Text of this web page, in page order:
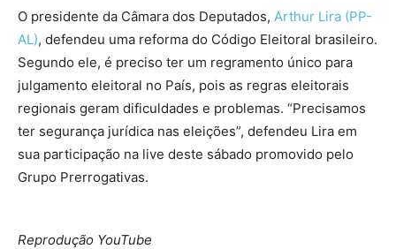
O presidente da Câmara dos Deputados, Arthur Lira (PP-
AL), defendeu uma reforma do Código Eleitoral brasileiro.
Segundo ele, é preciso ter um regramento único para
julgamento eleitoral no País, pois as regras eleitorais
regionais geram dificuldades e problemas. “Precisamos
ter segurança jurídica nas eleições”, defendeu Lira em
sua participação na live deste sábado promovido pelo
Grupo Prerrogativas.
Reprodução YouTube